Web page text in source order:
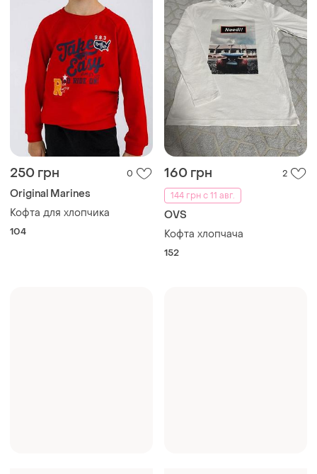
250 грн 0
Original Marines
Кофта для хлопчика
104
160 грн
2
144 грн с 11 авг.
OVS
Кофта хлопчача
152